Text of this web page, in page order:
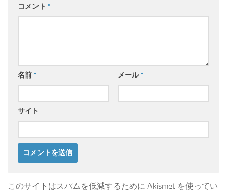
コメント *
名前* メール*
サイト
このサイトはスパムを低減するために Akismet を使ってい